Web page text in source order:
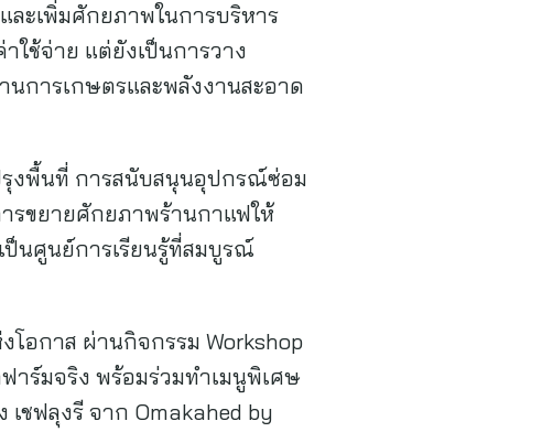
ะเพิ่มศักยภาพในการบริหาร
ใช้จ่าย แต่ยังเป็นการวาง
การเกษตรและพลังงานสะอาด
รุงพื้นที่ การสนับสนุนอุปกรณ์ซ่อม
ารขยายศักยภาพร้านกาแฟให้
ป็นศูนย์การเรียนรู้ที่สมบูรณ์
โอกาส ผ่านกิจกรรม Workshop
าร์มจริง พร้อมร่วมทำเมนูพิเศษ
ชฟลุงรี จาก Omakahed by